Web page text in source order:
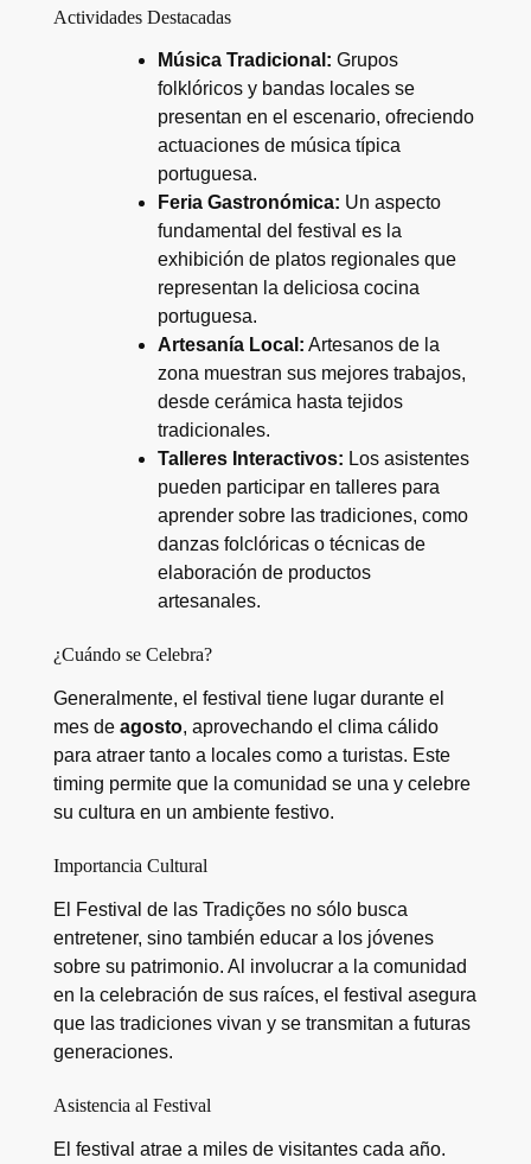
Actividades Destacadas
Música Tradicional: Grupos
folklóricos y bandas locales se
presentan en el escenario, ofreciendo
actuaciones de música típica
portuguesa.
Feria Gastronómica: Un aspecto
fundamental del festival es la
exhibición de platos regionales que
representan la deliciosa cocina
portuguesa.
Artesanía Local: Artesanos de la
zona muestran sus mejores trabajos,
desde cerámica hasta tejidos
tradicionales.
Talleres Interactivos: Los asistentes
pueden participar en talleres para
aprender sobre las tradiciones, como
danzas folclóricas o técnicas de
elaboración de productos
artesanales.
¿Cuándo se Celebra?
Generalmente, el festival tiene lugar durante el
mes de agosto, aprovechando el clima cálido
para atraer tanto a locales como a turistas. Este
timing permite que la comunidad se una y celebre
su cultura en un ambiente festivo.
Importancia Cultural
El Festival de las Tradições no sólo busca
entretener, sino también educar a los jóvenes
sobre su patrimonio. Al involucrar a la comunidad
en la celebración de sus raíces, el festival asegura
que las tradiciones vivan y se transmitan a futuras
generaciones.
Asistencia al Festival
El festival atrae a miles de visitantes cada año.